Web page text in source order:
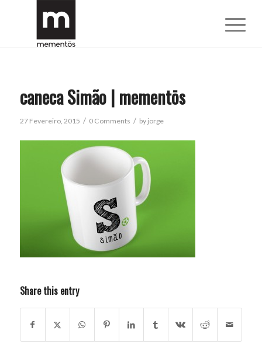
caneca Simão | mementōs
27 Fevereiro, 2015 / 0 Comments / by jorge
Share this entry